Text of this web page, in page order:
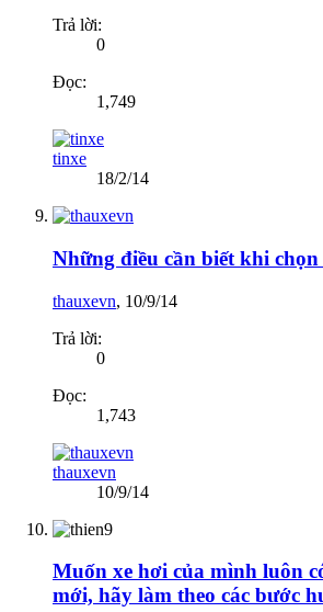
Trả lời:
0
Đọc:
1,749
tinxe
18/2/14
Những điều cần biết khi chọn
thauxevn, 10/9/14
Trả lời:
0
Đọc:
1,743
thauxevn
10/9/14
Muốn xe hơi của mình luôn
mới, hãy làm theo các bước